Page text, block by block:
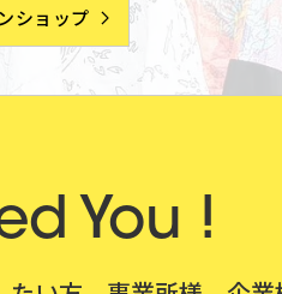
ショップ
You !